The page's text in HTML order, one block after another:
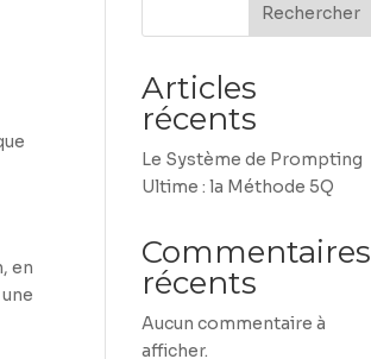
en
Rechercher
Articles
récents
Le Système de Prompting
Ultime : la Méthode 5Q
Commentaires
récents
Aucun commentaire à
afficher.